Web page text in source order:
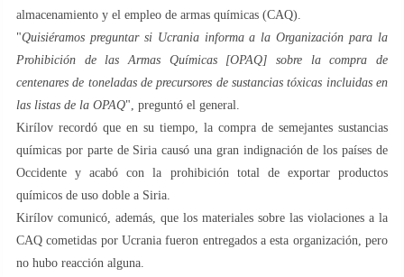
almacenamiento y el empleo de armas químicas (CAQ).
"Quisiéramos preguntar si Ucrania informa a la Organización para la
Prohibición de las Armas Químicas [OPAQ] sobre la compra de
centenares de toneladas de precursores de sustancias tóxicas incluidas en
las listas de la OPAQ", preguntó el general.
Kirílov recordó que en su tiempo, la compra de semejantes sustancias
químicas por parte de Siria causó una gran indignación de los países de
Occidente y acabó con la prohibición total de exportar productos
químicos de uso doble a Siria.
Kirílov comunicó, además, que los materiales sobre las violaciones a la
CAQ cometidas por Ucrania fueron entregados a esta organización, pero
no hubo reacción alguna.